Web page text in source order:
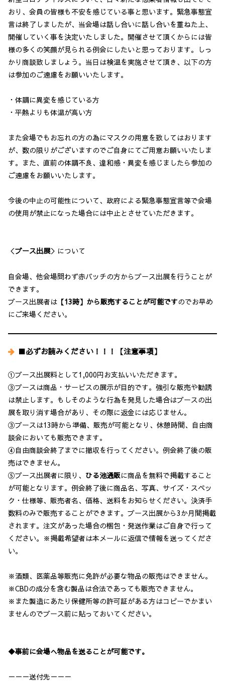
おり、会員の皆様も不安を感じている事と思います。緊急事態宣
言は終了しましたが、当会場は話し合いに話し合いを重ねた上、
開催していく事を決定いたしました。開催させて頂くからには皆
様の多くの笑顔が見られる例会にしたいと思っております。しっ
かり商談致しましょう。当日は検温を実施させて頂き、以下の方
は参加のご遠慮をお願いいたします。
・体調に異変を感じている方
・平熱よりも体温が高い方
また会場でもお忘れの方の為にマスクの用意を致してはおります
が、数の限りがございますのでご自身にてご用意お願いいたしま
す。また、直前の体調不良、違和感・異変を感じましたら参加の
ご遠慮をお願いいたします。
今後の中止の可能性について、政府による緊急事態宣言等で会場
の使用が禁止になった場合には中止とさせていただきます。
＜ブース出展＞について
自会場、他会場問わず赤バッチの方からブース出展を行うことが
できます。
ブース出展者は 【13時】から販売することが可能ですのでお早め
にご来場ください。
■必ずお読みください！！！【注意事項】
①ブース出展料として1,000円お支払いいただきます。
③ブースは商品・サービスの展示が目的です。強引な販売や勧誘
は禁止します。もしそのような行為を発見した場合はブースの出
展を取り消す場合があり、その際に返金には応じません。
③ブースは13時から準備、販売が可能となり、休憩時間、自由商
談会においても販売できます。
④自由商談会終了までに撤収を行ってください。例会終了後の販
売はできません。
⑤ブース出展者に限り、 ひる池通販に商品を無料で掲載すること
が可能となります。例会終了後に商品名、写真、サイズ・スペッ
ク・仕様等、販売者名、価格、送料をお知らせください。決済手
数料のみで販売することができます。ブース出展から3か月間掲載
されます。注文があった場合の梱包・発送作業はご自身で行って
ください。※掲載希望者は本メールに返信で情報を送ってくださ
い。
※酒類、医薬品等販売に免許が必要な物品の販売はできません。
※CBDの成分を含む製品は合法であっても販売できません。
※また製造にあたり保健所等の許可証がある方はコピーでかまい
ませんのでブース前に貼っておいてください。
◆事前に会場へ物品を送ることが可能です。
－－－送付先－－－